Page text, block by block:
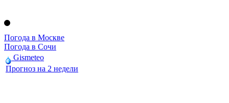
Погода в Москве
Погода в Сочи
Gismeteo
Прогноз на 2 недели